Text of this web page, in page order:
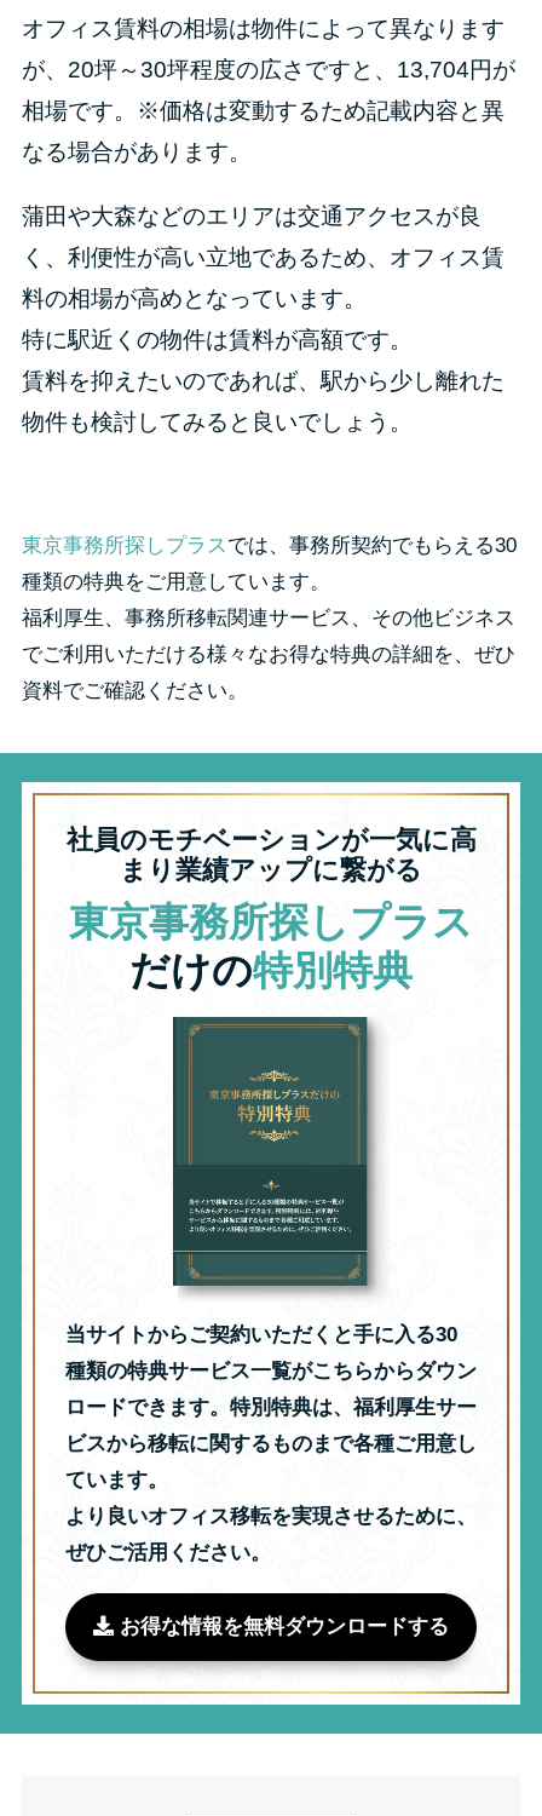
オフィス賃料の相場は物件によって異なります
が、20坪～30坪程度の広さですと、13,704円が
相場です。※価格は変動するため記載内容と異
なる場合があります。
蒲田や大森などのエリアは交通アクセスが良
く、利便性が高い立地であるため、オフィス賃
料の相場が高めとなっています。
特に駅近くの物件は賃料が高額です。
賃料を抑えたいのであれば、駅から少し離れた
物件も検討してみると良いでしょう。
東京事務所探しプラスでは、事務所契約でもらえる30
種類の特典をご用意しています。
福利厚生、事務所移転関連サービス、その他ビジネス
でご利用いただける様々なお得な特典の詳細を、ぜひ
資料でご確認ください。
社員のモチベーションが一気に高
まり業績アップに繋がる
東京事務所探しプラス
だけの特別特典
当サイトからご契約いただくと手に入る30
種類の特典サービス一覧がこちらからダウン
ロードできます。特別特典は、福利厚生サー
ビスから移転に関するものまで各種ご用意し
ています。
より良いオフィス移転を実現させるために、
ぜひご活用ください。
お得な情報を無料ダウンロードする